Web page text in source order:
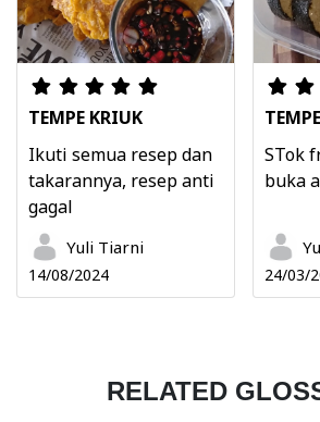
TEMPE KRIUK
Ikuti semua resep dan
takarannya, resep anti
gagal
Yuli Tiarni
14/08/2024
STok
buka
24/03/
RELATED